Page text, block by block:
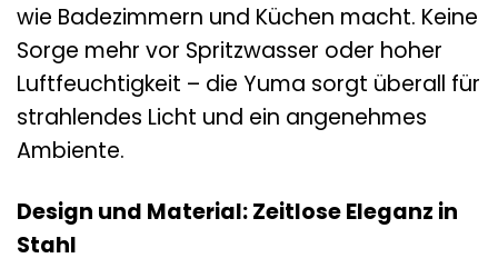
wie Badezimmern und Küchen macht. Keine
Sorge mehr vor Spritzwasser oder hoher
Luftfeuchtigkeit – die Yuma sorgt überall für
strahlendes Licht und ein angenehmes
Ambiente.
Design und Material: Zeitlose Eleganz in
Stahl